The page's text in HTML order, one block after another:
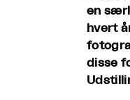
en
hvert
disse